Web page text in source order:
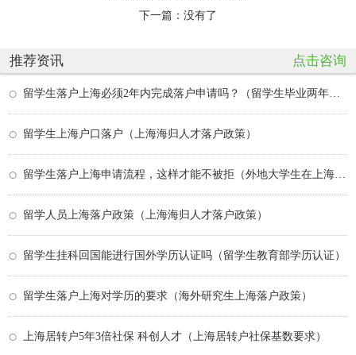
下一篇：没有了
推荐资讯 点击咨询
留学生上海户口落户（上海海归人才落户政策）
留学人员上海落户政策（上海海归人才落户政策）
留学生挂科回国能进行国外学历认证吗（留学生教育部学历认证）
留学生落户上海对学历的要求（海外研究生上海落户政策）
上海居转户5年3倍社保 科创人才（上海居转户社保基数要求）